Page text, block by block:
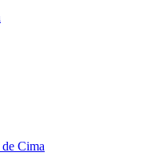
Cima